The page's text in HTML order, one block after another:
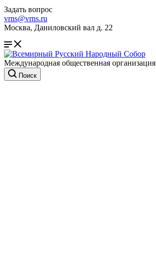
Задать вопрос
vrns@vrns.ru
Москва, Даниловский вал д. 22
Международная общественная организация
Поиск